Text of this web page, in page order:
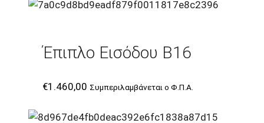
Έπιπλο Εισόδου B16
€1.460,00 Συμπεριλαμβάνεται ο Φ.Π.Α.